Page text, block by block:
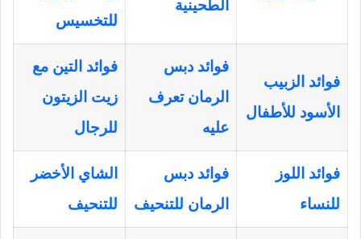
الطحينية
للتخسيس
فوائد الزبيب
الأسود للأطفال
فوائد دبس
الرمان تعرف
عليه
فوائد التين مع
زيت الزيتون
للرجال
فوائد اللوز
للنساء
فوائد دبس
الرمان للتنحيف
الشاي الأخضر
للتنحيف